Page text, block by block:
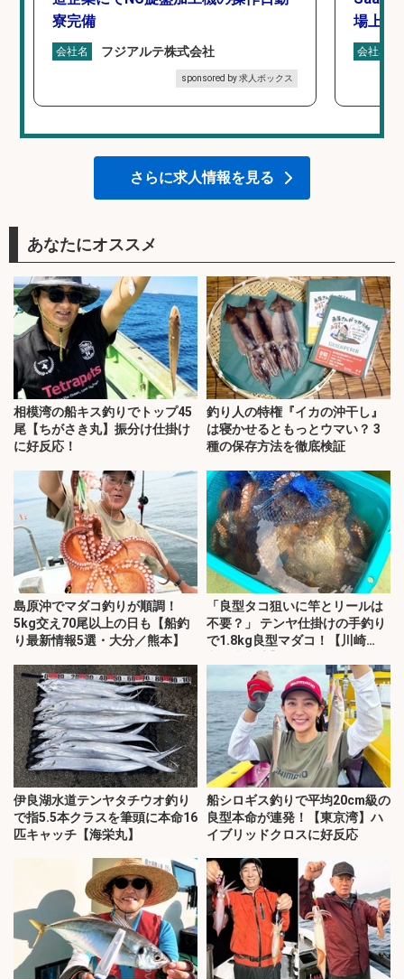
寮完備
会社名 フジアルテ株式会社
sponsored by 求人ボックス
場上場
会社名
さらに求人情報を見る
あなたにオススメ
相模湾の船キス釣りでトップ45
尾【ちがさき丸】振分け仕掛け
に好反応！
釣り人の特権『イカの沖干し』
は寝かせるともっとウマい？ 3
種の保存方法を徹底検証
島原沖でマダコ釣りが順調！
5kg交え70尾以上の日も【船釣
り最新情報5選・大分／熊本】
「良型タコ狙いに竿とリールは
不要？」 テンヤ仕掛けの手釣り
で1.8kg良型マダコ！【川崎
伊良湖水道テンヤタチウオ釣り
で指5.5本クラスを筆頭に本命16
匹キャッチ【海栄丸】
船シロギス釣りで平均20cm級の
良型本命が連発！【東京湾】ハ
イブリッドクロスに好反応